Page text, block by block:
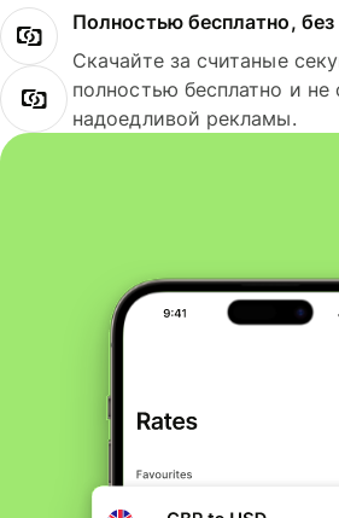
Полностью бесплатно,
Скачайте за считаные
полностью бесплатно и не
надоедливой рекламы.